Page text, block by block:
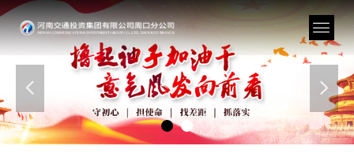
넳 넲